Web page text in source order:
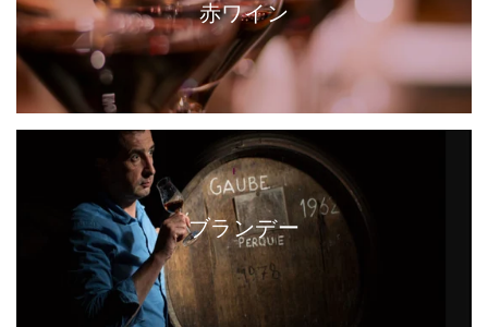
赤ワイン
ブランデー